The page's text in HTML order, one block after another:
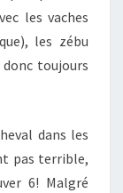
les vaches
les zébu
toujours
dans les
pas terrible,
6! Malgré